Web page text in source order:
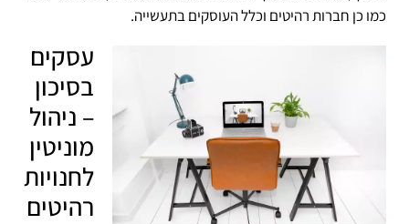
כמו כן חברות רהיטים וכלל העוסקים בתעשייה.
עסקים
בסיכון
– ניהול
מוניטין
לחנויות
רהיטים